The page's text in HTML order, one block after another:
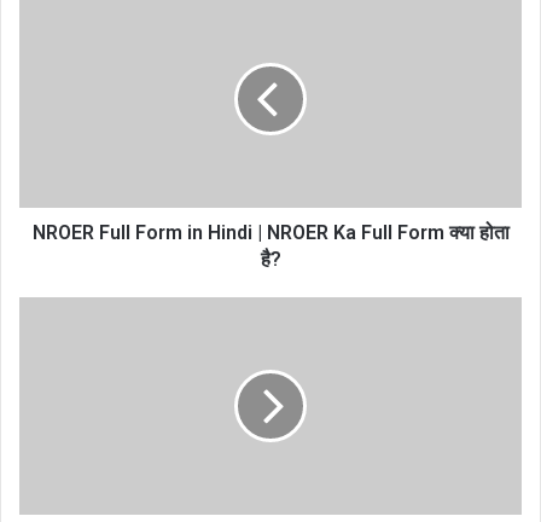
NROER Full Form in Hindi | NROER Ka Full Form क्या होता
है?